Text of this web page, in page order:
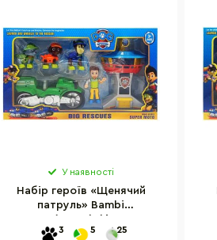
У наявності
Набір героїв «Щенячий
патруль» Bambi
аксесуарами
3 5 25